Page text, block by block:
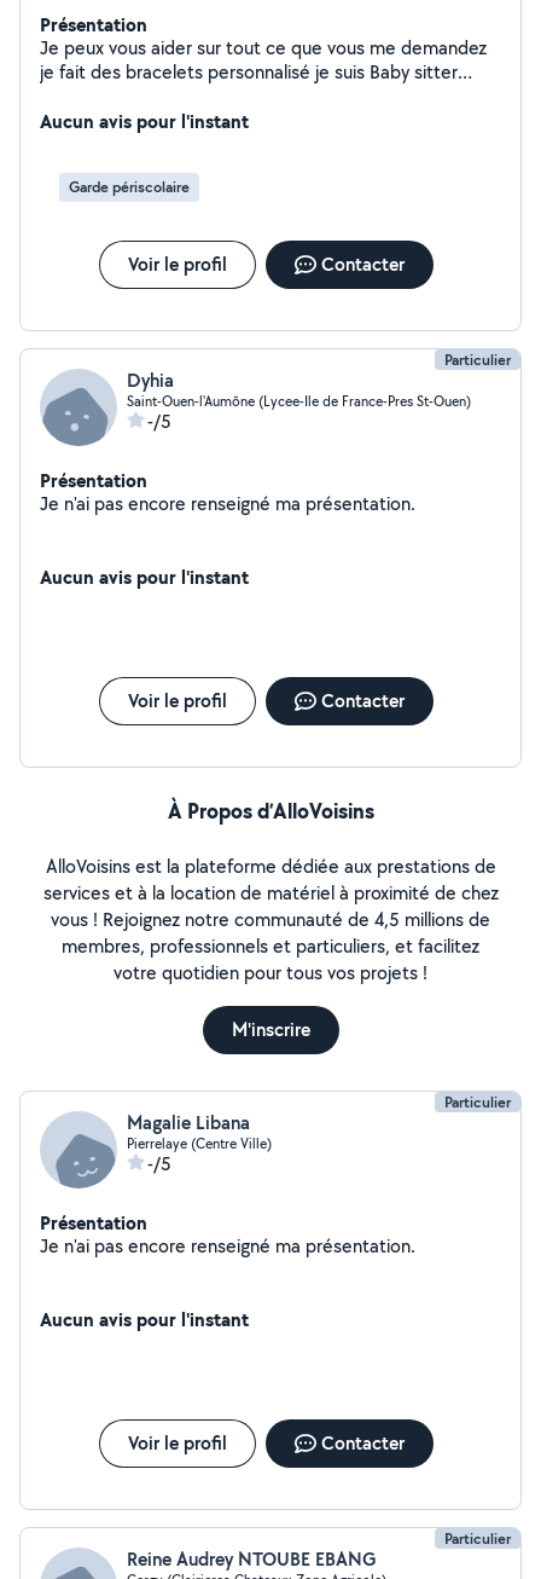
Présentation
Je peux vous aider sur tout ce que vous me demandez
je fait des bracelets personnalisé je suis Baby sitter
m'occuper de vos animaux pendant votre absence
Aucun avis pour l'instant
Garde périscolaire
Voir le profil Contacter
Particulier
Dyhia
Saint-Ouen-l'Aumône (Lycee-Ile de France-Pres St-Ouen)
-/5
Présentation
Je n'ai pas encore renseigné ma présentation.
Aucun avis pour l'instant
Voir le profil Contacter
À Propos d’AlloVoisins
AlloVoisins est la plateforme dédiée aux prestations de
services et à la location de matériel à proximité de chez
vous ! Rejoignez notre communauté de 4,5 millions de
membres, professionnels et particuliers, et facilitez
votre quotidien pour tous vos projets !
M'inscrire
Particulier
Magalie Libana
Pierrelaye (Centre Ville)
-/5
Présentation
Je n'ai pas encore renseigné ma présentation.
Aucun avis pour l'instant
Voir le profil Contacter
Particulier
Reine Audrey NTOUBE EBANG